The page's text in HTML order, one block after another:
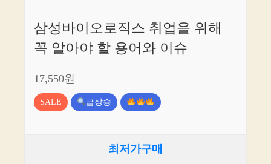
삼성바이오로직스 취업을 위해
꼭 알아야 할 용어와 이슈
17,550원
SALE 급상승
최저가구매